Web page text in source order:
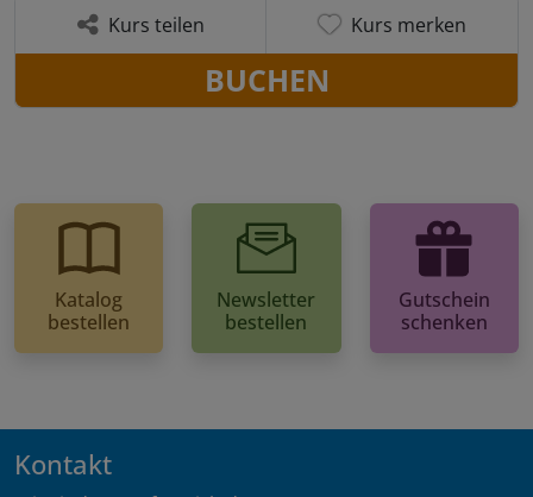
Kurs teilen Kurs merken
BUCHEN
Katalog
bestellen
Newsletter
bestellen
Gutschein
schenken
Kontakt